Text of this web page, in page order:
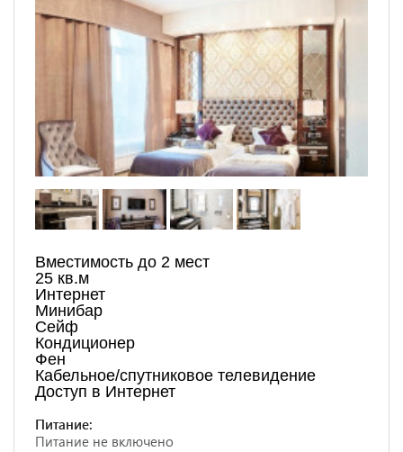
Вместимость до 2 мест
25 кв.м
Интернет
Минибар
Сейф
Кондиционер
Фен
Кабельное/спутниковое телевидение
Доступ в Интернет
Питание:
Питание не включено